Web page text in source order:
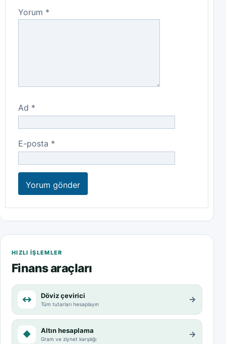
Yorum *
Ad *
E-posta *
HIZLI IŞLEMLER
Finans araçları
↔ Döviz çevirici
Tüm tutarları hesaplayın →
◆ Altın hesaplama
Gram ve ziynet karşılığı →